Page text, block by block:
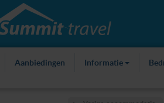
Aanbiedingen Informatie